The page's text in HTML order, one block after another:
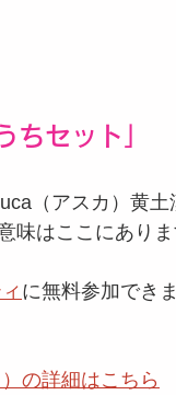
ちセット」
（アスカ）黄土
味はここにありま
に無料参加でき
の詳細はこちら